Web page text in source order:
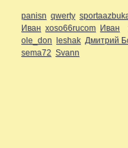
panisn qwerty
Иван xoso66rucom Иван
ole_don leshak Дмитрий
sema72 Svann